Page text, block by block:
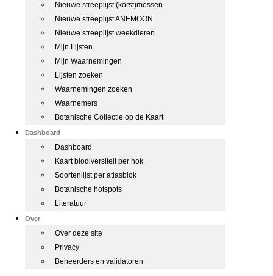
Nieuwe streeplijst (korst)mossen
Nieuwe streeplijst ANEMOON
Nieuwe streeplijst weekdieren
Mijn Lijsten
Mijn Waarnemingen
Lijsten zoeken
Waarnemingen zoeken
Waarnemers
Botanische Collectie op de Kaart
Dashboard
Dashboard
Kaart biodiversiteit per hok
Soortenlijst per atlasblok
Botanische hotspots
Literatuur
Over
Over deze site
Privacy
Beheerders en validatoren